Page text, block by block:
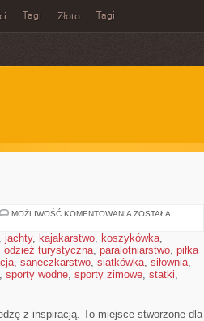
Tagi Złoto Tagi
MOŻLIWOŚĆ KOMENTOWANIA PRACA
ZOSTAŁA
, jachty, kajakarstwo, koszykówka,
odzież turystyczna, paralotniarstwo, piłka
, saneczkarstwo, siatkówka, siłownia,
, sporty wodne, sporty zimowe, statki,
z inspiracją. To miejsce stworzone dla